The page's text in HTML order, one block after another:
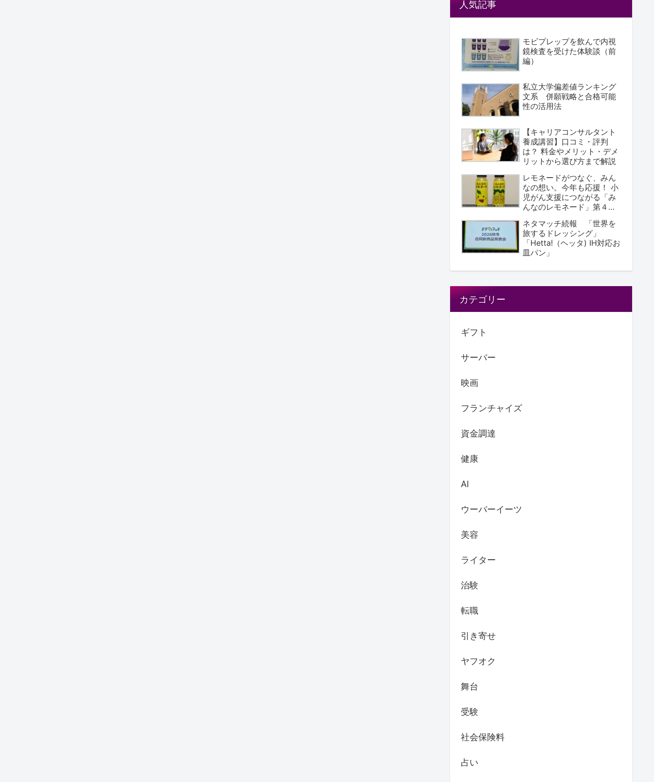
人気記事
モビプレップを飲んで内視
鏡検査を受けた体験談（前
編）
私立大学偏差値ランキング
文系 併願戦略と合格可能
性の活用法
【キャリアコンサルタント
養成講習】口コミ・評判
は？ 料金やメリット・デメ
リットから選び方まで解説
レモネードがつなぐ、みん
なの想い。今年も応援！ ⼩
児がん支援につながる「み
んなのレモネード」第４弾
ネタマッチ続報 「世界を
旅するドレッシング」
「Hetta!（ヘッタ) IH対応お
皿パン」
カテゴリー
ギフト
サーバー
映画
フランチャイズ
資金調達
健康
AI
ウーバーイーツ
美容
ライター
治験
転職
引き寄せ
ヤフオク
舞台
受験
社会保険料
占い